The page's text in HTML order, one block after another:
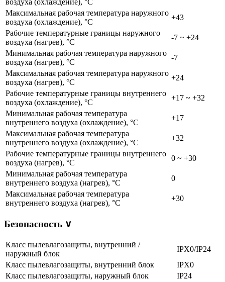
Максимальная рабочая температура наружного
воздуха (охлаждение), °C
+43
Рабочие температурные границы наружного
воздуха (нагрев), °C
-7 ~ +24
Минимальная рабочая температура наружного
воздуха (нагрев), °C
-7
Максимальная рабочая температура наружного
воздуха (нагрев), °C
+24
Рабочие температурные границы внутреннего
воздуха (охлаждение), °C
+17 ~ +32
Минимальная рабочая температура
внутреннего воздуха (охлаждение), °C
+17
Максимальная рабочая температура
внутреннего воздуха (охлаждение), °C
+32
Рабочие температурные границы внутреннего
воздуха (нагрев), °C
0 ~ +30
Минимальная рабочая температура
внутреннего воздуха (нагрев), °C
0
Максимальная рабочая температура
внутреннего воздуха (нагрев), °C
+30
Безопасность ∨
Класс пылевлагозащиты, внутренний /
наружный блок
IPX0/IP24
Класс пылевлагозащиты, внутренний блок
IPX0
Класс пылевлагозащиты, наружный блок
IP24